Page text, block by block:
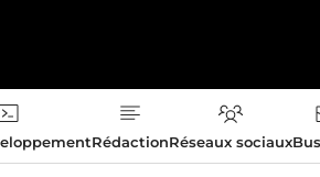
RédactionRéseaux sociaux